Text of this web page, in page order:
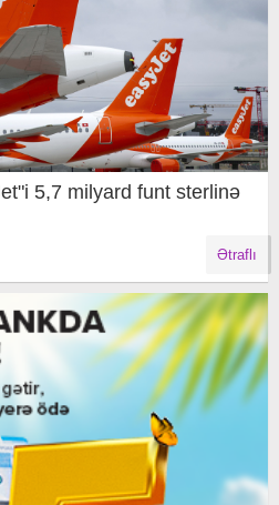
5,7 milyard funt sterlinə
Ətraflı